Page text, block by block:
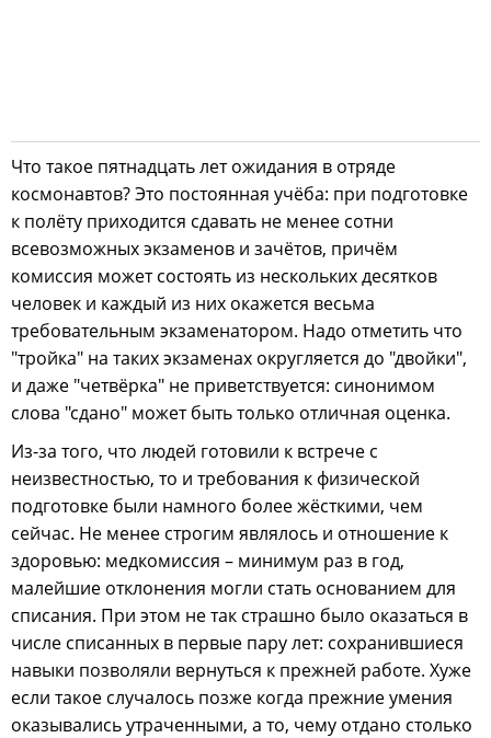
Что такое пятнадцать лет ожидания в отряде
космонавтов? Это постоянная учёба: при подготовке
к полёту приходится сдавать не менее сотни
всевозможных экзаменов и зачётов, причём
комиссия может состоять из нескольких десятков
человек и каждый из них окажется весьма
требовательным экзаменатором. Надо отметить что
"тройка" на таких экзаменах округляется до "двойки",
и даже "четвёрка" не приветствуется: синонимом
слова "сдано" может быть только отличная оценка.
Из-за того, что людей готовили к встрече с
неизвестностью, то и требования к физической
подготовке были намного более жёсткими, чем
сейчас. Не менее строгим являлось и отношение к
здоровью: медкомиссия – минимум раз в год,
малейшие отклонения могли стать основанием для
списания. При этом не так страшно было оказаться в
числе списанных в первые пару лет: сохранившиеся
навыки позволяли вернуться к прежней работе. Хуже
если такое случалось позже когда прежние умения
оказывались утраченными, а то, чему отдано столько